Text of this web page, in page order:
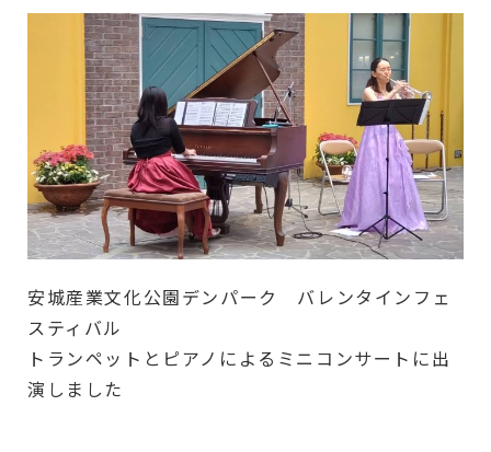
安城産業文化公園デンパーク バレンタインフェ
スティバル
トランペットとピアノによるミニコンサートに出
演しました